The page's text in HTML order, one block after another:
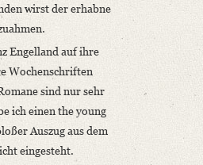
wirst der erhabne
Engelland auf ihre
Wochenschriften
sind nur sehr
ich einen the young
Auszug aus dem
eingesteht.